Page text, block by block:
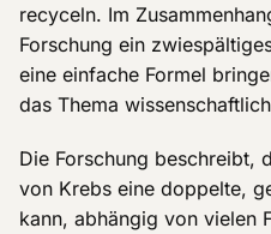
recyceln. Im
Forschung ein
eine einfache Formel
das Thema
Die Forschung beschreibt,
von Krebs eine doppelte,
kann, abhängig von vielen